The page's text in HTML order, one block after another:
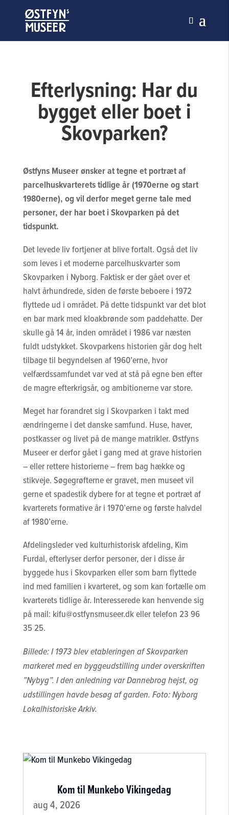
Efterlysning: Har du
bygget eller boet i
Skovparken?
Østfyns Museer ønsker at tegne et portræt af
parcelhuskvarterets tidlige år (1970erne og start
1980erne), og vil derfor meget gerne tale med
personer, der har boet i Skovparken på det
tidspunkt.
Det levede liv fortjener at blive fortalt. Også det liv
som leves i et moderne parcelhuskvarter som
Skovparken i Nyborg. Faktisk er der gået over et
halvt århundrede, siden de første beboere i 1972
flyttede ud i området. På dette tidspunkt var det blot
en bar mark med kloakbrønde som paddehatte. Der
skulle gå 14 år, inden området i 1986 var næsten
fuldt udstykket. Skovparkens historien går dog helt
tilbage til begyndelsen af 1960’erne, hvor
velfærdssamfundet var ved at stå på egne ben efter
de magre efterkrigsår, og ambitionerne var store.
Meget har forandret sig i Skovparken i takt med
ændringerne i det danske samfund. Huse, haver,
postkasser og livet på de mange matrikler. Østfyns
Museer er derfor gået i gang med at grave historien
– eller rettere historierne – frem bag hække og
stikveje. Søgegrøfterne er gravet, men museet vil
gerne et spadestik dybere for at tegne et portræt af
kvarterets formative år i 1970’erne og første halvdel
af 1980’erne.
Afdelingsleder ved kulturhistorisk afdeling, Kim
Furdal, efterlyser derfor personer, der i disse år
byggede hus i Skovparken eller som barn flyttede
ind med familien i kvarteret, og som kan fortælle om
kvarterets tidlige år. Interesserede kan henvende sig
på mail: kifu@ostfynsmuseer.dk eller telefon 23 96
35 25.
Billede: I 1973 blev etableringen af Skovparken
markeret med en byggeudstilling under overskriften
”Nybyg”. I den anledning var Dannebrog hejst, og
udstillingen havde besøg af garden. Foto: Nyborg
Lokalhistoriske Arkiv.
Kom til Munkebo Vikingedag
aug 4, 2026